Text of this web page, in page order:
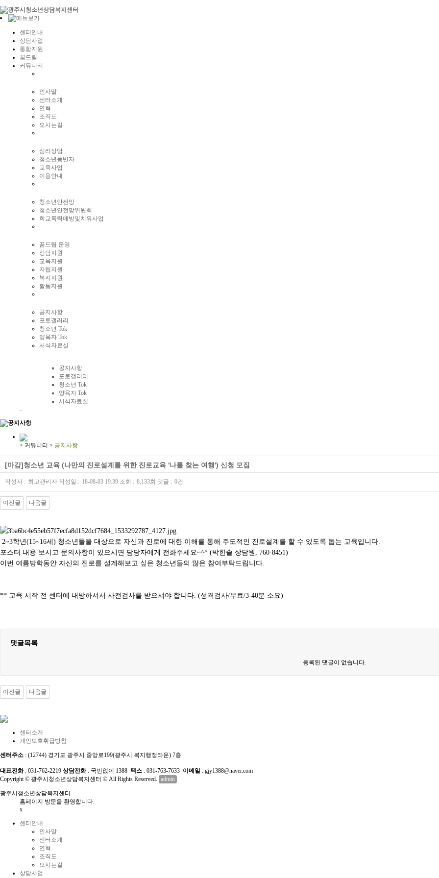
센터안내
상담사업
통합지원
꿈드림
커뮤니티
인사말
센터소개
연혁
조직도
오시는길
심리상담
청소년동반자
교육사업
이용안내
청소년안전망
청소년안전망위원회
학교폭력예방및치유사업
꿈드림 운영
상담지원
교육지원
자립지원
복지지원
활동지원
공지사항
포토갤러리
청소년 Tok
양육자 Tok
서식자료실
공지사항
포토갤러리
청소년 Tok
양육자 Tok
서식자료실
..
공지사항
> 커뮤니티 > 공지사항
[마감]청소년 교육 (나만의 진로설계를 위한 진로교육 '나를 찾는 여행') 신청 모집
작성자 : 최고관리자 작성일 : 18-08-03 19:39 조회 : 8,133회 댓글 : 0건
이전글 다음글
본문
2~3학년(15~16세) 청소년들을 대상으로 자신과 진로에 대한 이해를 통해 주도적인 진로설계를 할 수 있도록 돕는 교육입니다.
포스터 내용 보시고 문의사항이 있으시면 담당자에게 전화주세요~^^ (박한솔 상담원, 760-8451)
이번 여름방학동안 자신의 진로를 설계해보고 싶은 청소년들의 많은 참여부탁드립니다.
** 교육 시작 전 센터에 내방하셔서 사전검사를 받으셔야 합니다. (성격검사/무료/3-40분 소요)
댓글목록
등록된 댓글이 없습니다.
이전글 다음글
센터소개
개인보호취급방침
센터주소 : (12744) 경기도 광주시 중앙로199(광주시 복지행정타운) 7층
대표전화: 031-762-2219 상담전화: 국번없이 1388 팩스 : 031-763-7633 이메일 : gjy1388@naver.com
Copyright © 광주시청소년상담복지센터 © All Rights Reserved.
admin
광주시청소년상담복지센터
홈페이지 방문을 환영합니다.
x
센터안내
인사말
센터소개
연혁
조직도
오시는길
상담사업